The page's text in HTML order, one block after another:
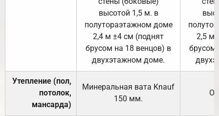
высотой 1,5 м. в
полутораэтажном доме
2,4 м ±4 см (поднят
брусом на 18 венцов) в
двухэтажном доме.
2,5 м
брусом
Утепление (пол,
потолок,
мансарда)
Минеральная вата Knauf
150 мм.